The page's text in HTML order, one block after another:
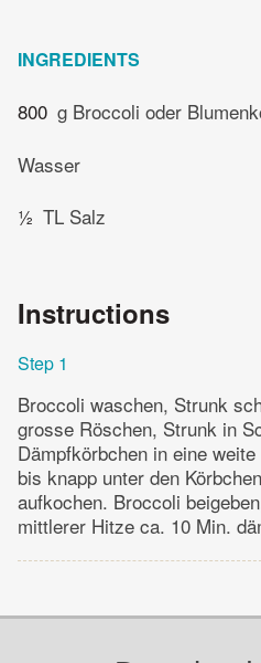
INGREDIENTS
800 g Broccoli oder
Wasser
½ TL Salz
Instructions
Step 1
Broccoli waschen, Strunk
grosse Röschen, Strunk in
Dämpfkörbchen in eine
bis knapp unter den
aufkochen. Broccoli
mittlerer Hitze ca. 10 Min.